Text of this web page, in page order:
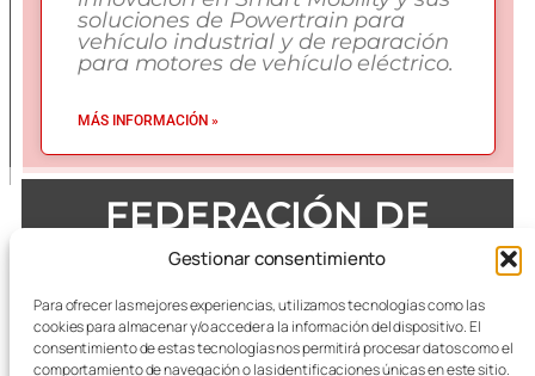
Gestionar consentimiento
Para ofrecer las mejores experiencias, utilizamos tecnologías como las
cookies para almacenar y/o acceder a la información del dispositivo. El
consentimiento de estas tecnologías nos permitirá procesar datos como el
comportamiento de navegación o las identificaciones únicas en este sitio.
soluciones de Powertrain para
vehículo industrial y de reparación
para motores de vehículo eléctrico.
MÁS INFORMACIÓN »
FEDERACIÓN DE
EMPRESAS DEL METAL
DE ZARAGOZA